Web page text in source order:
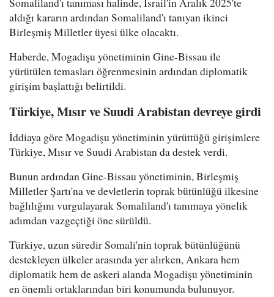
aldığı kararın ardından Somaliland'ı tanıyan ikinci
Birleşmiş Milletler üyesi ülke olacaktı.
Haberde, Mogadişu yönetiminin Gine-Bissau ile
yürütülen temasları öğrenmesinin ardından diplomatik
girişim başlattığı belirtildi.
Türkiye, Mısır ve Suudi Arabistan devreye girdi
İddiaya göre Mogadişu yönetiminin yürüttüğü girişimlere
Türkiye, Mısır ve Suudi Arabistan da destek verdi.
Bunun ardından Gine-Bissau yönetiminin, Birleşmiş
Milletler Şartı'na ve devletlerin toprak bütünlüğü ilkesine
bağlılığını vurgulayarak Somaliland'ı tanımaya yönelik
adımdan vazgeçtiği öne sürüldü.
Türkiye, uzun süredir Somali'nin toprak bütünlüğünü
destekleyen ülkeler arasında yer alırken, Ankara hem
diplomatik hem de askeri alanda Mogadişu yönetiminin
en önemli ortaklarından biri konumunda bulunuyor.